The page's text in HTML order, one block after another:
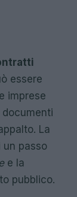
essere
imprese
La
un passo
e la
pubblico.